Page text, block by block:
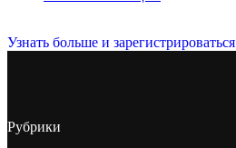
Узнать больше и зарегистрироваться
Рубрики